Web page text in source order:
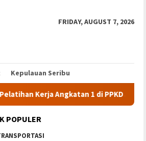
FRIDAY, AUGUST 7, 2026
Kepulauan Seribu
Angkatan 1 di PPKD Jaksel
POPULER